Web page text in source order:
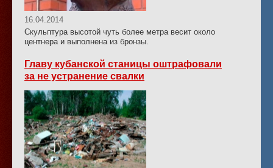
16.04.2014
Скульптура высотой чуть более метра весит около
центнера и выполнена из бронзы.
Главу кубанской станицы оштрафовали
за не устранение свалки